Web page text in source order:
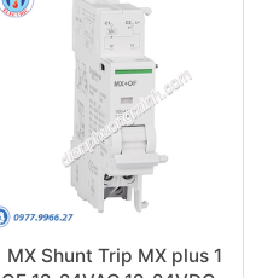
MX Shunt Trip MX plus 1